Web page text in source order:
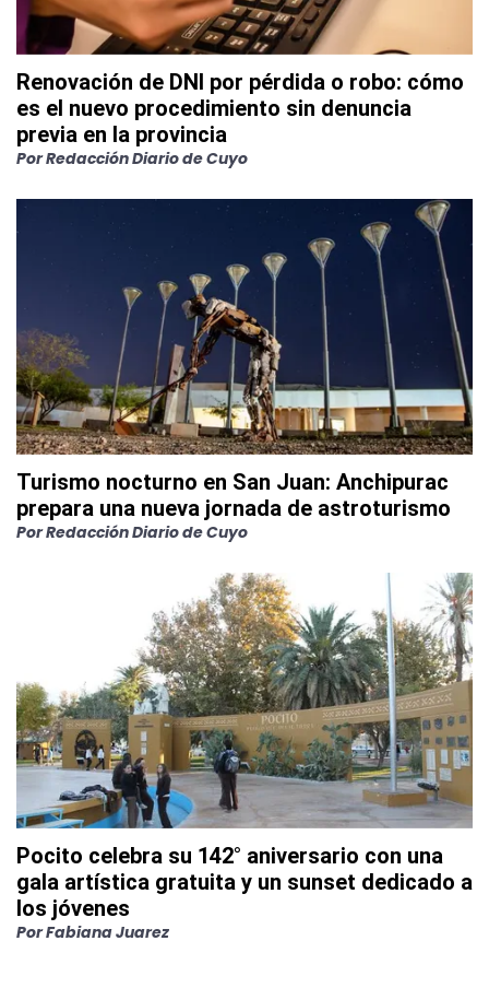
Renovación de DNI por pérdida o robo: cómo
es el nuevo procedimiento sin denuncia
previa en la provincia
PorRedacción Diario de Cuyo
Turismo nocturno en San Juan: Anchipurac
prepara una nueva jornada de astroturismo
PorRedacción Diario de Cuyo
Pocito celebra su 142° aniversario con una
gala artística gratuita y un sunset dedicado a
los jóvenes
PorFabiana Juarez